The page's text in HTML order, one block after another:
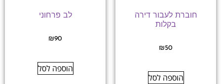
חוברת לעבור דירה
בקלות
₪50
הוספה לסל
לב פרחוני
₪90
הוספה לסל